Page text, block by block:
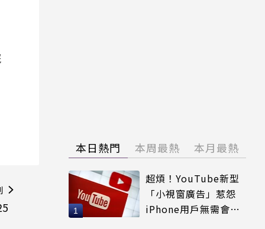
本日熱門 本周最熱 本月最熱
超煩！YouTube新型
「小視窗廣告」惹怨
iPhone用戶無需會員